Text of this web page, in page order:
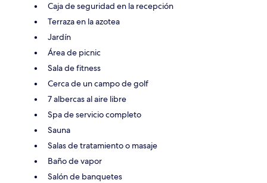
Caja de seguridad en la recepción
Terraza en la azotea
Jardín
Área de picnic
Sala de fitness
Cerca de un campo de golf
7 albercas al aire libre
Spa de servicio completo
Sauna
Salas de tratamiento o masaje
Baño de vapor
Salón de banquetes